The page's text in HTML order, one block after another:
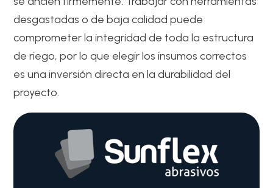
desgastadas o de baja calidad puede
comprometer la integridad de toda la estructura
de riego, por lo que elegir los insumos correctos
es una inversión directa en la durabilidad del
proyecto.